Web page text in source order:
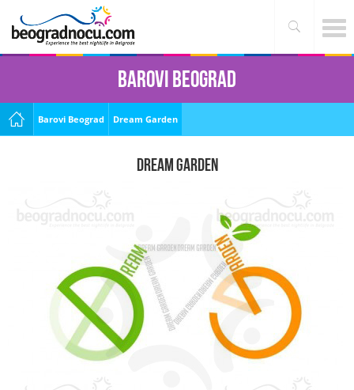
Barovi Beograd
Barovi Beograd Dream Garden
Dream Garden